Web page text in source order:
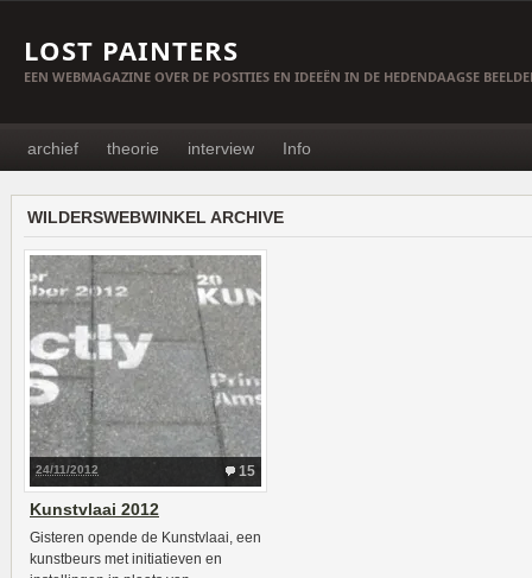
LOST PAINTERS
EEN WEBMAGAZINE OVER DE POSITIES EN IDEEËN IN DE HEDENDAAGSE
archief theorie interview Info
WILDERSWEBWINKEL ARCHIVE
15
24/11/2012
Kunstvlaai 2012
Gisteren opende de Kunstvlaai, een
kunstbeurs met initiatieven en